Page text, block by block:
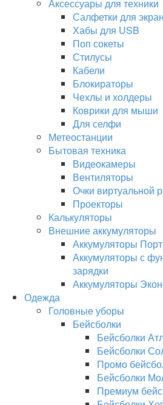
Аксессуары для техники
Салфетки для
Хабы для USB
Поп сокеты
Стилусы
Кабели
Блокираторы
Чехлы и холдеры
Коврики для мыши
Для селфи
Метеостанции
Бытовая техника
Видеокамеры
Вентиляторы
Очки виртуальной
Проекторы
Калькуляторы
Внешние аккумуляторы
Аккумуляторы
Аккумуляторы с
зарядки
Аккумуляторы
Одежда
Головные уборы
Бейсболки
Бейсболки
Бейсболки
Промо
Бейсболки
Премиум